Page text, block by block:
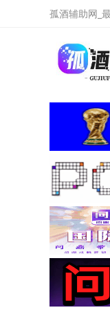
孤酒辅助网_